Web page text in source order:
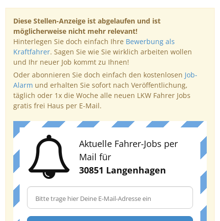
Diese Stellen-Anzeige ist abgelaufen und ist
möglicherweise nicht mehr relevant!
Hinterlegen Sie doch einfach Ihre Bewerbung als
Kraftfahrer. Sagen Sie wie Sie wirklich arbeiten wollen
und Ihr neuer Job kommt zu Ihnen!
Oder abonnieren Sie doch einfach den kostenlosen Job-
Alarm und erhalten Sie sofort nach Veröffentlichung,
täglich oder 1x die Woche alle neuen LKW Fahrer Jobs
gratis frei Haus per E-Mail.
Aktuelle Fahrer-Jobs per
Mail für
30851 Langenhagen